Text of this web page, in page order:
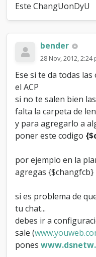
Este ChangUonDyU
bender
28 Nov, 2012, 2:24
Ese si te da todas
el ACP
si no te salen bien
falta la carpeta de
y para agregarlo a
poner este codigo
por ejemplo en la
agregas {$changfcb}
si es problema de
tu chat...
debes ir a
sale (
pones